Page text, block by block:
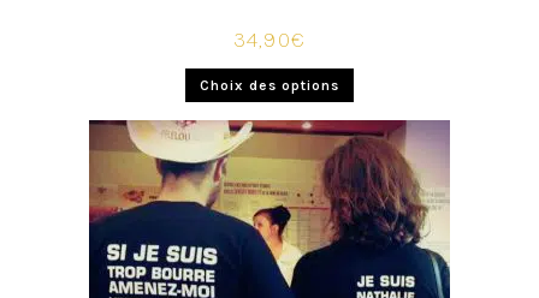
34,90€
Choix des options